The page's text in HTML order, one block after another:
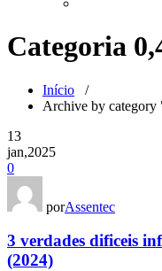
Categoria
Início /
Archive by category
13
jan,2025
0
porAssentec
3 verdades dificeis
(2024)